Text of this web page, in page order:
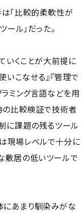
「比較的柔軟性が
ル」だった。
いくことが大前提に
いこなせる』『管理で
ミング言語などを用
の比較検証で技術者
に課題の残るツール
現場レベルで十分に
敷居の低いツールで
あまり馴染みがな